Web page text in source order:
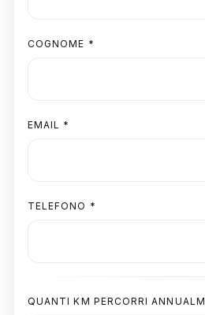
COGNOME *
EMAIL *
TELEFONO *
QUANTI KM PERCORRI